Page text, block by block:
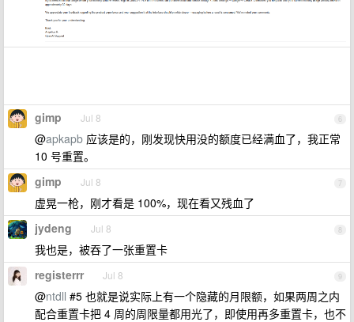
6
gimp Jul 8
@apkapb 应该是的，刚发现快用没的额度已经满血了，我正常
10 号重置。
7
gimp Jul 8
虚晃一枪，刚才看是 100%，现在看又残血了
8
jydeng Jul 8
我也是，被吞了一张重置卡
9
registerrr Jul 8
@ntdll #5 也就是说实际上有一个隐藏的月限额，如果两周之内
配合重置卡把 4 周的周限量都用光了，即使用再多重置卡，也不